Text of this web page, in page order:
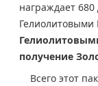
награждает
Гелиолитовыми
получение
Всего этот